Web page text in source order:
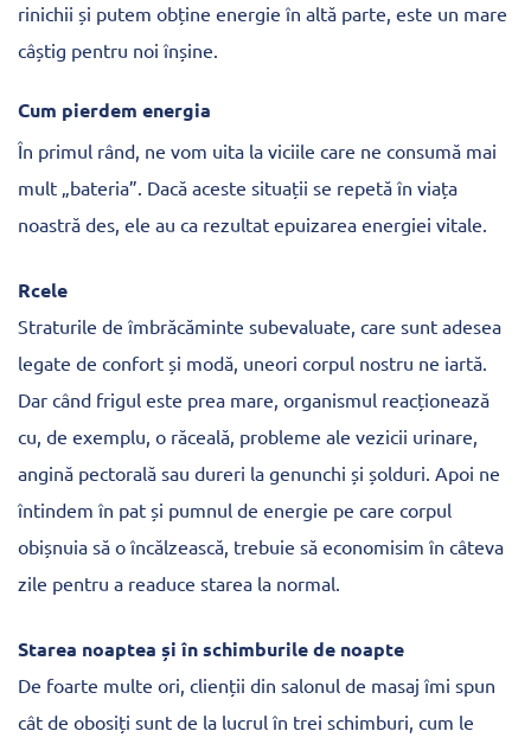
rinichii și putem obține energie în altă parte, este un mare
câștig pentru noi înșine.
Cum pierdem energia
În primul rând, ne vom uita la viciile care ne consumă mai
mult „bateria”. Dacă aceste situații se repetă în viața
noastră des, ele au ca rezultat epuizarea energiei vitale.
Rcele
Straturile de îmbrăcăminte subevaluate, care sunt adesea
legate de confort și modă, uneori corpul nostru ne iartă.
Dar când frigul este prea mare, organismul reacționează
cu, de exemplu, o răceală, probleme ale vezicii urinare,
angină pectorală sau dureri la genunchi și șolduri. Apoi ne
întindem în pat și pumnul de energie pe care corpul
obișnuia să o încălzească, trebuie să economisim în câteva
zile pentru a readuce starea la normal.
Starea noaptea și în schimburile de noapte
De foarte multe ori, clienții din salonul de masaj îmi spun
cât de obosiți sunt de la lucrul în trei schimburi, cum le